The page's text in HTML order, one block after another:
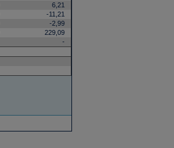
6,21
-11,21
-2,99
229,09
-